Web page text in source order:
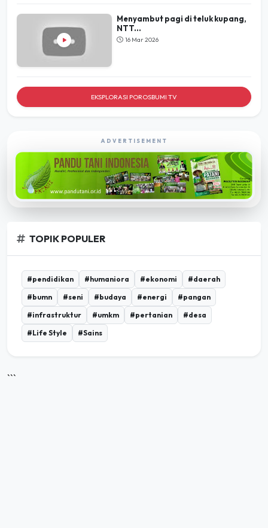
Menyambut pagi di teluk kupang,
NTT...
16 Mar 2026
EKSPLORASI POROSBUMI TV
ADVERTISEMENT
TOPIK POPULER
#pendidikan #humaniora #ekonomi
#daerah
#bumn
#seni #budaya #energi
#pangan
#infrastruktur
#umkm #pertanian
#desa
#Life Style
#Sains
```